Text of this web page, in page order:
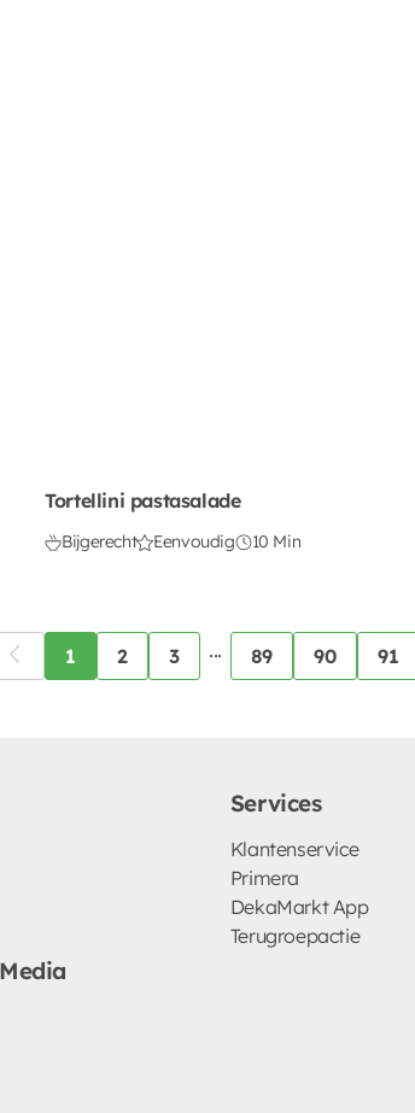
Tortellini pastasalade
Bijgerecht Eenvoudig 10 Min
1 2 3 ... 89 90 91
Services
Klantenservice
Primera
DekaMarkt App
Terugroepactie